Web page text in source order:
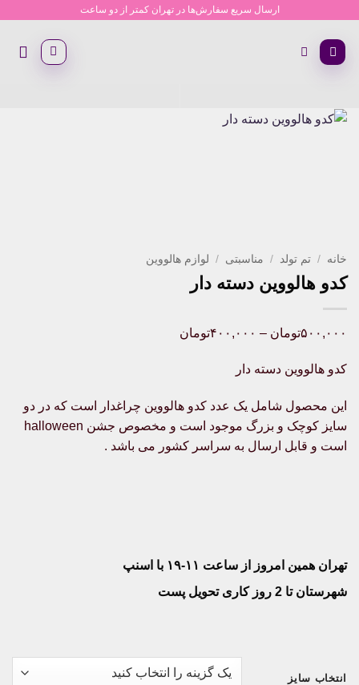
content
ارسال سریع سفارش‌ها در تهران کمتر از دو ساعت
خانه / تم تولد / مناسبتی / لوازم هالووین
کدو هالووین دسته دار
۵۰۰,۰۰۰تومان – ۴۰۰,۰۰۰تومان
۵۰۰,۰۰۰تومان
کدو هالووین دسته دار
این محصول شامل یک عدد کدو هالووین چراغدار است که در دو
سایز کوچک و بزرگ موجود است و مخصوص جشن halloween
است و قابل ارسال به سراسر کشور می باشد .
تهران همین امروز از ساعت ۱۱-۱۹ با اسنپ
شهرستان تا 2 روز کاری تحویل پست
انتخاب سایز